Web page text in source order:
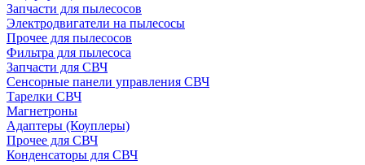
Запчасти для пылесосов
Электродвигатели на пылесосы
Прочее для пылесосов
Фильтра для пылесоса
Запчасти для СВЧ
Сенсорные панели управления СВЧ
Тарелки СВЧ
Магнетроны
Адаптеры (Коуплеры)
Прочее для СВЧ
Конденсаторы для СВЧ